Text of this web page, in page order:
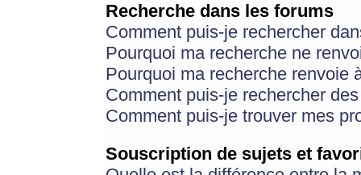
Recherche dans les forums
Comment puis-je rechercher
Pourquoi ma recherche ne
Pourquoi ma recherche renvoie
Comment puis-je rechercher
Comment puis-je trouver mes
Souscription de sujets et